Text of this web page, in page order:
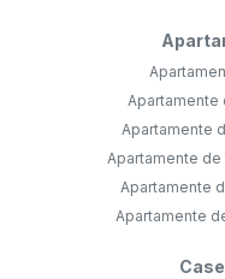
Apartamente
Apartamente
Apartamente de
Apartamente
Apartamente